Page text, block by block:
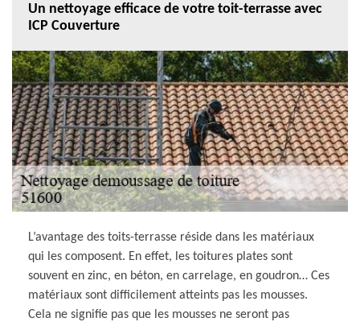
Un nettoyage efficace de votre toit-terrasse avec
ICP Couverture
L’avantage des toits-terrasse réside dans les matériaux
qui les composent. En effet, les toitures plates sont
souvent en zinc, en béton, en carrelage, en goudron… Ces
matériaux sont difficilement atteints pas les mousses.
Cela ne signifie pas que les mousses ne seront pas